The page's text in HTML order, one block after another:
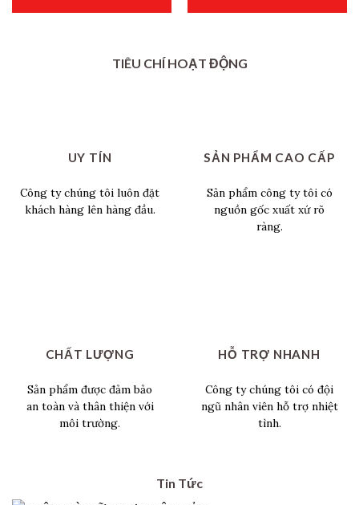
TIÊU CHÍ HOẠT ĐỘNG
UY TÍN
Công ty chúng tôi luôn đặt
khách hàng lên hàng đầu.
SẢN PHẨM CAO CẤP
Sản phẩm công ty tôi có
nguồn gốc xuất xứ rõ
ràng.
CHẤT LƯỢNG
Sản phẩm được đảm bảo
an toàn và thân thiện với
môi trường.
HỖ TRỢ NHANH
Công ty chúng tôi có đội
ngũ nhân viên hỗ trợ nhiệt
tình.
Tin Tức